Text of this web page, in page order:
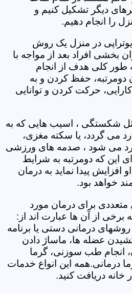
دیگر تشکیل کنیم و
را انجام دهیم.
در منزل یک روش
بخشی افراد بعد از مواجه با
طور کلی هدف از انجام
دومرتبه، حفظ کردن و به
حرکت کردن و توانایی
شکستگی ، اسیب هایی که به
می گردد، یا سکته مغزی،
می شود ، صدمه های ورزشی
این که دومرتبه به شرایط
افزایش پیدا نماید به درمان
خواهد بود.
برای درمان مورد
برخی از آن ها عبارت اند از:
روشهای درمانی دستی یا برنامه
عضله ها، ماساژ دادن
طب سوزنی، گرما
درمانی.همه این انواع خدمات
خانه دریافت کنید.